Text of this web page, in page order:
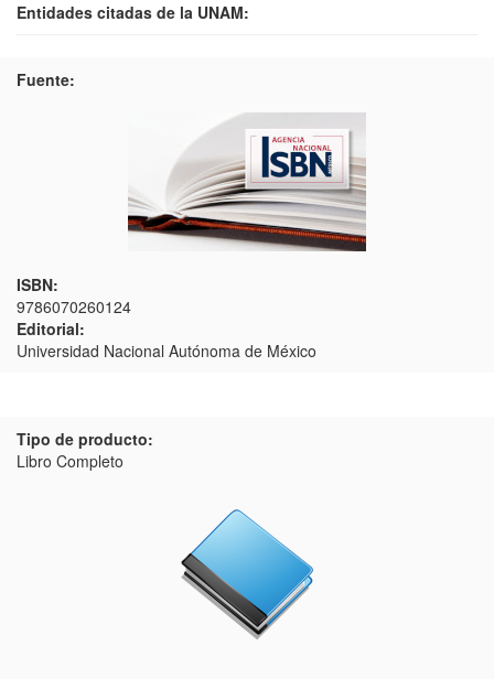
Entidades citadas de la UNAM:
Fuente:
ISBN:
9786070260124
Editorial:
Universidad Nacional Autónoma de México
Tipo de producto:
Libro Completo